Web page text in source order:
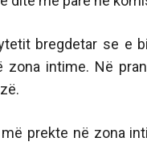
bregdetar se e
zona intime. Në
prekte në zona